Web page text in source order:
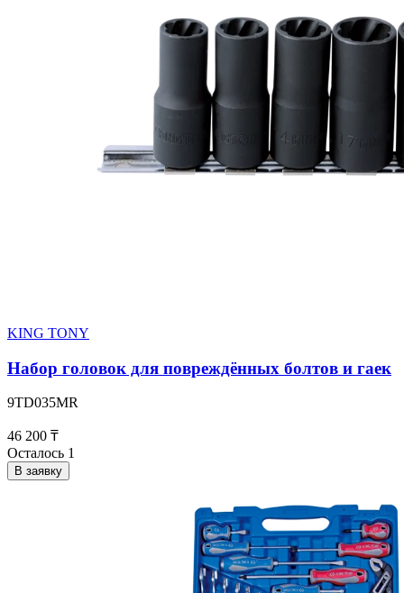
KING TONY
Набор головок для повреждённых болтов и гаек
9TD035MR
46 200 ₸
Осталось 1
В заявку